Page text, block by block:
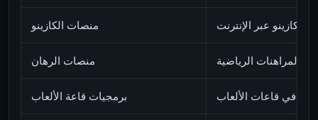
منصات الكازينو للكازينو عبر الإنترنت
منصات الرهان المراهنات الرياضية
برمجيات قاعة الألعاب في قاعات الألعاب